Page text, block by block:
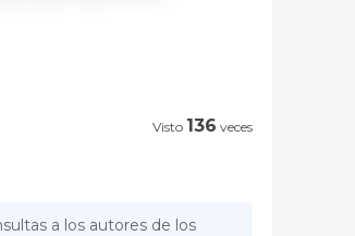
Visto 136 veces
a los autores de los